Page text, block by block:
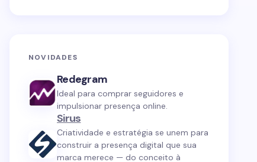
NOVIDADES
Redegram
Ideal para comprar seguidores e
impulsionar presença online.
Sirus
Criatividade e estratégia se unem para
construir a presença digital que sua
marca merece — do conceito à